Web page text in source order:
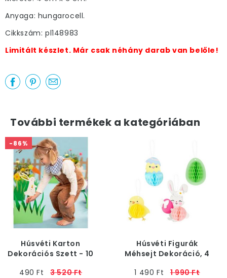
Anyaga: hungarocell.
Cikkszám: pl148983
Limitált készlet. Már csak néhány darab van belőle!
További termékek a kategóriában
-86%
Húsvéti Karton
Dekorációs Szett - 10
490 Ft
3 520 Ft
Húsvéti Figurák
Méhsejt Dekoráció, 4
1 490 Ft
1 990 Ft